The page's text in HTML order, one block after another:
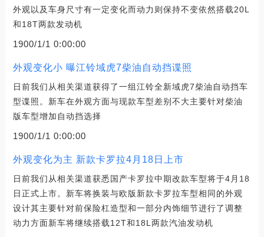
外观以及车身尺寸有一定变化而动力则保持不变依然搭载20L
和18T两款发动机
1900/1/1 0:00:00
外观变化小 曝江铃域虎7柴油自动挡谍照
日前我们从相关渠道获得了一组江铃全新域虎7柴油自动挡车
型谍照。新车在外观方面与现款车型差别不大主要针对柴油
版车型增加自动挡选择
1900/1/1 0:00:00
外观变化为主 新款卡罗拉4月18日上市
日前我们从相关渠道获悉国产卡罗拉中期改款车型将于4月18
日正式上市。新车将换装与欧版新款卡罗拉车型相同的外观
设计其主要针对前保险杠造型和一部分内饰细节进行了调整
动力方面新车将继续搭载12T和18L两款汽油发动机